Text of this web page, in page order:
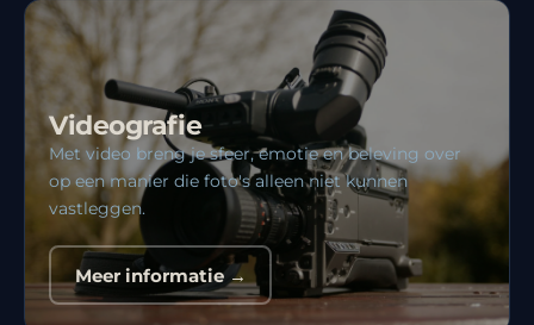
Videografie
Met video breng je sfeer, emotie en beleving over
op een manier die foto's alleen niet kunnen
vastleggen.
Meer informatie →